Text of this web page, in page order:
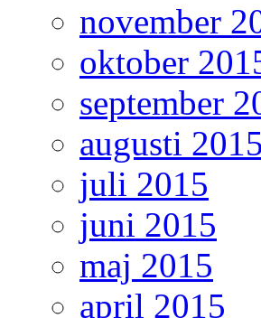
november
oktober
september
augusti 2015
juli 2015
juni 2015
maj 2015
april 2015